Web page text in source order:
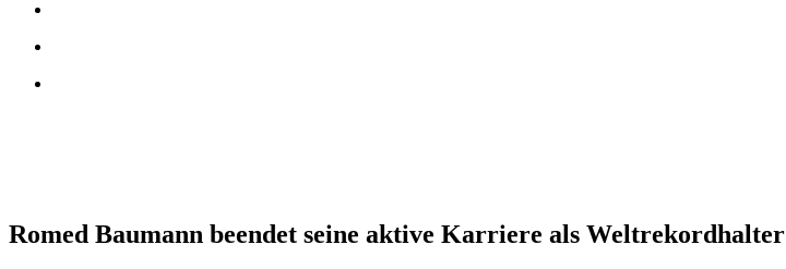
Romed Baumann beendet seine aktive Karriere als Weltrekordhalter